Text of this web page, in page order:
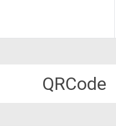
QRCode